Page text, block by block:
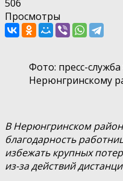
506
Просмотры
Фото: пресс-
Нерюнгринскому
В Нерюнгринском
благодарность
избежать крупных
из-за действий